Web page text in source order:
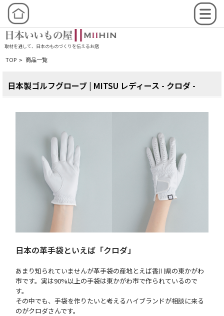
取材を通して、日本のものづくりを伝えるお店
TOP > 商品一覧
日本製ゴルフグローブ | MITSU レディース - クロダ -
日本の革手袋といえば「クロダ」
あまり知られていませんが革手袋の産地とえば香川県の東かがわ
市です。実は90%以上の手袋は東かがわ市で作られているので
す。
その中でも、手袋を作りたいと考えるハイブランドが相談に来る
のがクロダさんです。